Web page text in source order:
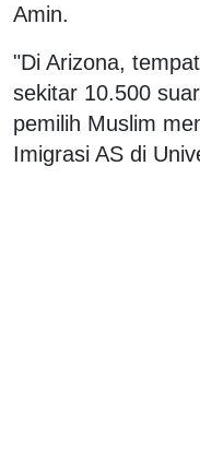
Amin.
"Di Arizona,
sekitar 10.500
pemilih Muslim
Imigrasi AS di